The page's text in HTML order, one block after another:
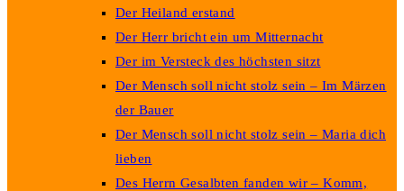
Der Heiland erstand
Der Herr bricht ein um Mitternacht
Der im Versteck des höchsten sitzt
Der Mensch soll nicht stolz sein – Im Märzen
der Bauer
Der Mensch soll nicht stolz sein – Maria dich
lieben
Des Herrn Gesalbten fanden wir – Komm,